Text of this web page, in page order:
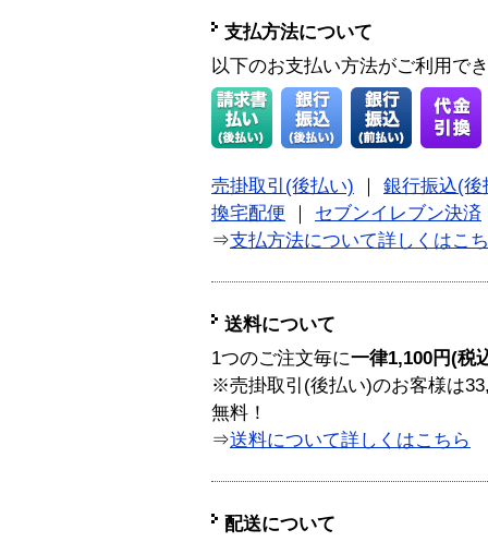
支払方法について
以下のお支払い方法がご利用で
売掛取引(後払い)
銀行振込(後
換宅配便
セブンイレブン決済
⇒支払方法について詳しくはこ
送料について
1つのご注文毎に一律1,100円(税
※売掛取引(後払い)のお客様は
無料！
⇒送料について詳しくはこちら
配送について